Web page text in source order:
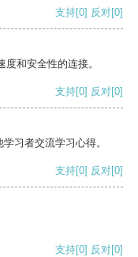
支持[0] 反对[0]
和安全性的连接。
支持[0] 反对[0]
习者交流学习心得。
支持[0] 反对[0]
支持[0] 反对[0]